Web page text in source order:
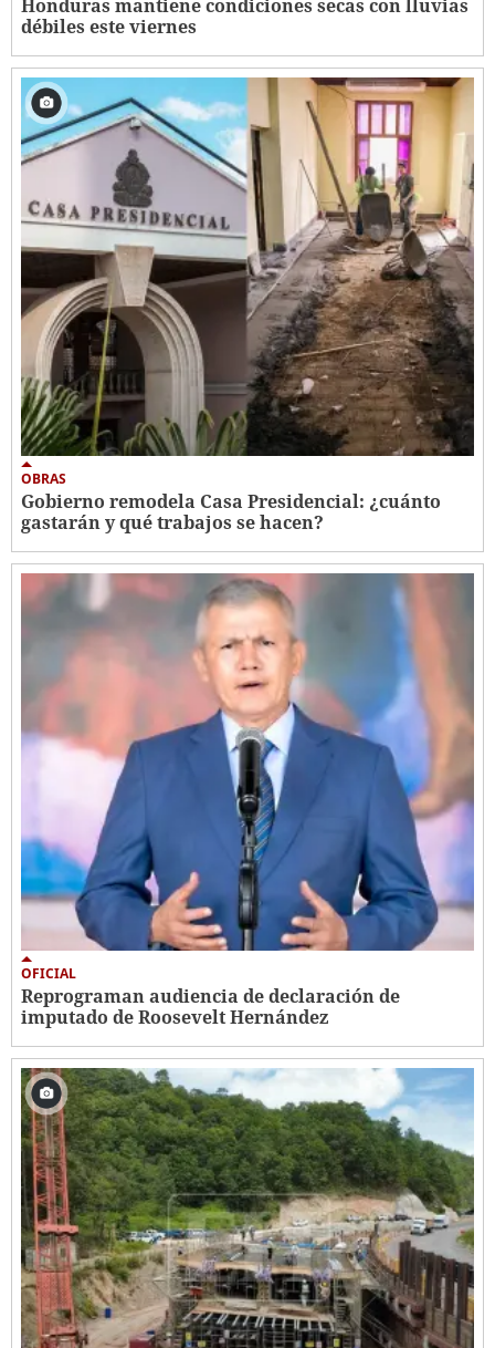
Honduras mantiene condiciones secas con lluvias
débiles este viernes
OBRAS
Gobierno remodela Casa Presidencial: ¿cuánto
gastarán y qué trabajos se hacen?
OFICIAL
Reprograman audiencia de declaración de
imputado de Roosevelt Hernández